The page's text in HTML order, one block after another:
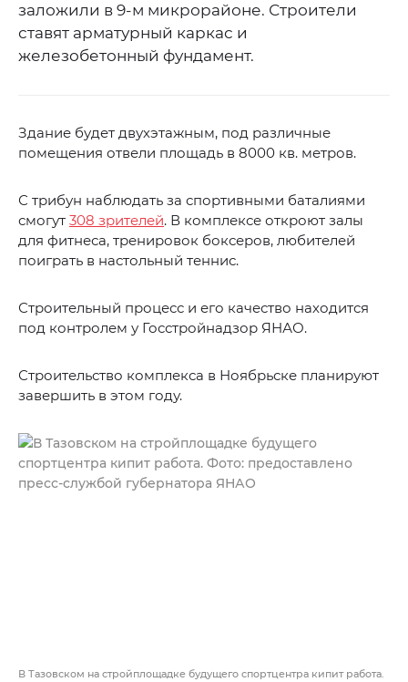
заложили в 9-м микрорайоне. Строители
ставят арматурный каркас и
железобетонный фундамент.
Здание будет двухэтажным, под различные
помещения отвели площадь в 8000 кв. метров.
С трибун наблюдать за спортивными баталиями
смогут 308 зрителей. В комплексе откроют залы
для фитнеса, тренировок боксеров, любителей
поиграть в настольный теннис.
Строительный процесс и его качество находится
под контролем у Госстройнадзор ЯНАО.
Строительство комплекса в Ноябрьске планируют
завершить в этом году.
В Тазовском на стройплощадке будущего спортцентра кипит работа.